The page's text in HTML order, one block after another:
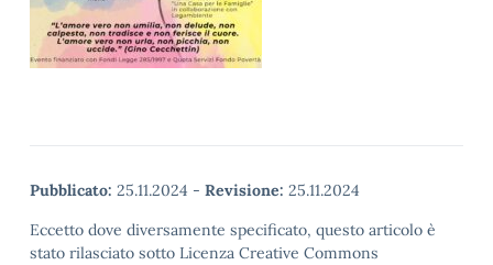
Pubblicato: 25.11.2024 - Revisione: 25.11.2024
Eccetto dove diversamente specificato, questo articolo è
stato rilasciato sotto Licenza Creative Commons